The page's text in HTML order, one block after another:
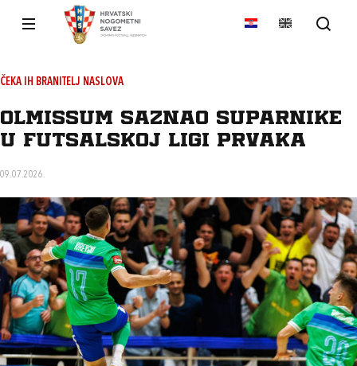
ČEKA IH BRANITELJ NASLOVA
Olmissum saznao suparnike
u futsalskoj Ligi prvaka
09.07.2026.